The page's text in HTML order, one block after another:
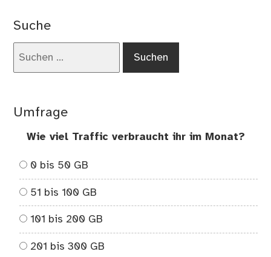
Suche
Umfrage
Wie viel Traffic verbraucht ihr im Monat?
0 bis 50 GB
51 bis 100 GB
101 bis 200 GB
201 bis 300 GB